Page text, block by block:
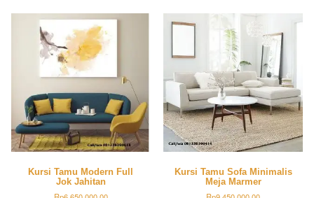
Kursi Tamu Modern Full
Jok Jahitan
Kursi Tamu Sofa Minimalis
Meja Marmer